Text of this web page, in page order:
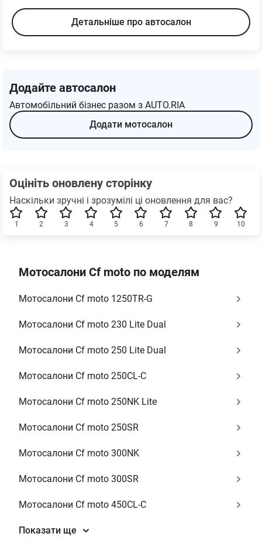
Детальніше про автосалон
Додайте автосалон
Автомобільний бізнес разом з AUTO.RIA
Додати мотосалон
Оцініть оновлену сторінку
Наскільки зручні і зрозумілі ці оновлення для вас?
10
9
8
7
6
5
4
3
2
1
Мотосалони Cf moto по моделям
Мотосалони Cf moto 1250TR-G
Мотосалони Cf moto 230 Lite Dual
Мотосалони Cf moto 250 Lite Dual
Мотосалони Cf moto 250CL-C
Мотосалони Cf moto 250NK Lite
Мотосалони Cf moto 250SR
Мотосалони Cf moto 300NK
Мотосалони Cf moto 300SR
Мотосалони Cf moto 450CL-C
Показати ще